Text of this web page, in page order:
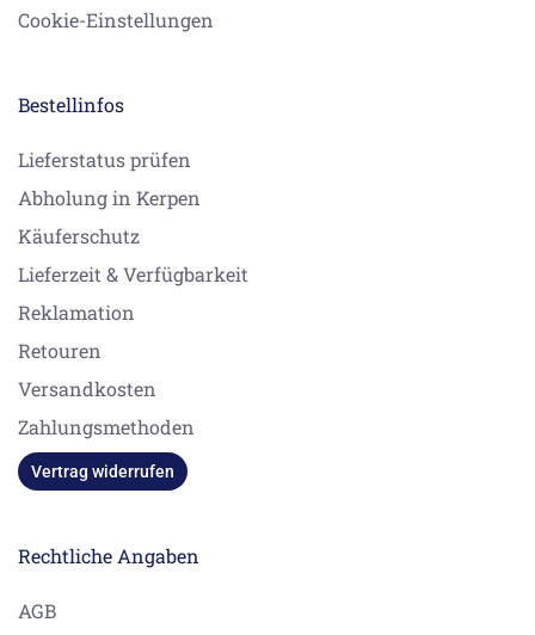
Cookie-Einstellungen
Bestellinfos
Lieferstatus prüfen
Abholung in Kerpen
Käuferschutz
Lieferzeit & Verfügbarkeit
Reklamation
Retouren
Versandkosten
Zahlungsmethoden
Vertrag widerrufen
Rechtliche Angaben
AGB